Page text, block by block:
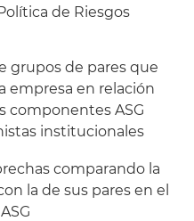
de Riesgos
grupos de pares que
empresa en relación
componentes ASG
institucionales
comparando la
la de sus pares en el